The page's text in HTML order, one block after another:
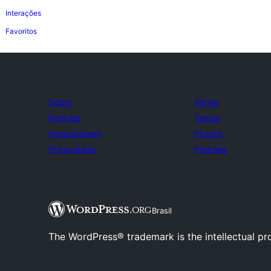
Interações
Favoritos
Sobre
Notícias
Hospedagem
Privacidade
Vitrine
Temas
Plugins
Padrões
Brasil
The WordPress® trademark is the intellectual